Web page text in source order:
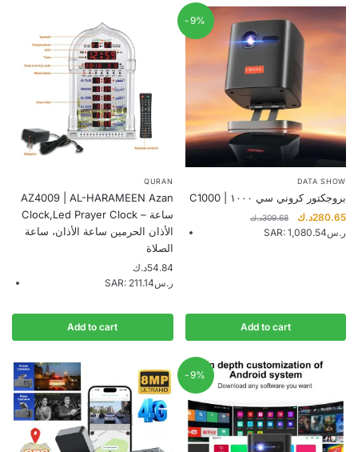
QURAN
AZ4009 | AL-HARAMEEN Azan
Clock,Led Prayer Clock – ساعة
الأذان الحرمين ساعة الأذان، ساعة
الصلاة
54.84د.ك
SAR: 211.14ر.س
Add to cart
-9%
DATA SHOW
C1000 | بروجكتور كروني سي ١٠٠٠
309.68د.ك
Original
price
280.65د.ك
SAR: 1,080.54ر.س
Add to cart
-9%